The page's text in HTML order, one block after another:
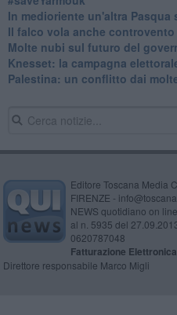
​In medioriente un'altra Pasqua
​Il falco vola anche controvento
Molte nubi sul futuro del
Knesset: la campagna
Palestina: un conflitto dai
Editore Toscana Media
FIRENZE -
NEWS quotidiano on
al n. 5935 del
0620787048
Fatturazione
Direttore responsabile Marco Migli